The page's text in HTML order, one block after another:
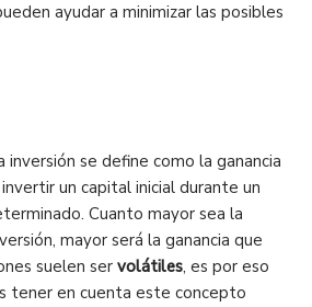
ayudar a minimizar las posibles
inversión se define como la ganancia
un capital inicial durante un
Cuanto mayor sea la
mayor será la ganancia que
suelen ser volátiles, es por eso
tener en cuenta este concepto